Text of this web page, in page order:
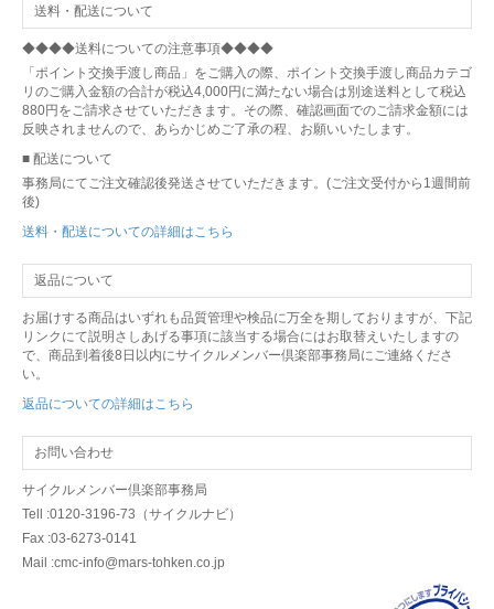
2025年05月26日 商品情報
米製品のお取り扱いについて
2025年04月11日
ゴールデンウィークのお申込受付と商品発送についてのお知らせ
一部商品の価格改定のお知らせ
2024年12月02日 お知らせ
サイクルメンバー倶楽部 年末年始のご案内
2024年09月03日
米製品のお取り扱いについて
送料・配送について
◆◆◆◆送料についての注意事項◆◆◆◆
「ポイント交換手渡し商品」をご購入の際、ポイント交換手渡し商品カテゴ
リのご購入金額の合計が税込4,000円に満たない場合は別途送料として税込
880円をご請求させていただきます。その際、確認画面でのご請求金額には
反映されませんので、あらかじめご了承の程、お願いいたします。
■ 配送について
事務局にてご注文確認後発送させていただきます。(ご注文受付から1週間前
後)
送料・配送についての詳細はこちら
返品について
お届けする商品はいずれも品質管理や検品に万全を期しておりますが、下記
リンクにて説明さしあげる事項に該当する場合にはお取替えいたしますの
で、商品到着後8日以内にサイクルメンバー倶楽部事務局にご連絡くださ
い。
返品についての詳細はこちら
お問い合わせ
サイクルメンバー倶楽部事務局
Tell :0120-3196-73（サイクルナビ）
Fax :03-6273-0141
Mail :cmc-info@mars-tohken.co.jp